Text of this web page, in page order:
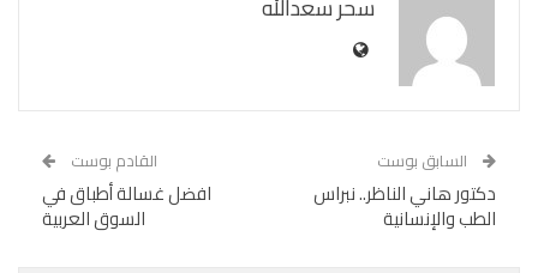
سحر سعدالله
السابق بوست
دكتور هاني الناظر.. نبراس
الطب والإنسانية
القادم بوست
افضل غسالة أطباق في
السوق العربية